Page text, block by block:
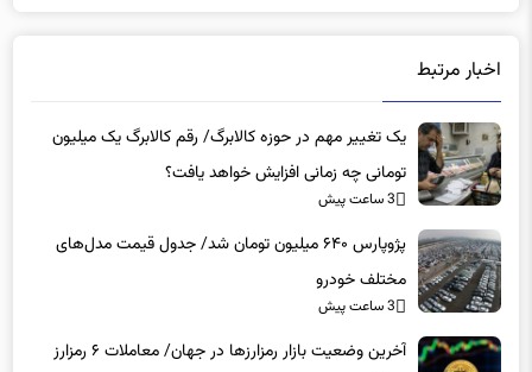
اخبار مرتبط
یک تغییر مهم در حوزه کالابرگ/ رقم کالابرگ یک میلیون
تومانی چه زمانی افزایش خواهد یافت؟
3 ساعت پیش
پژوپارس ۶۴۰ میلیون تومان شد/ جدول قیمت مدل‌های
مختلف خودرو
3 ساعت پیش
آخرین وضعیت بازار رمزارزها در جهان/ معاملات ۶ رمزارز